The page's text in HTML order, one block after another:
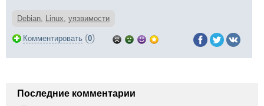
Debian, Linux, уязвимости
Комментировать (0)
Последние комментарии